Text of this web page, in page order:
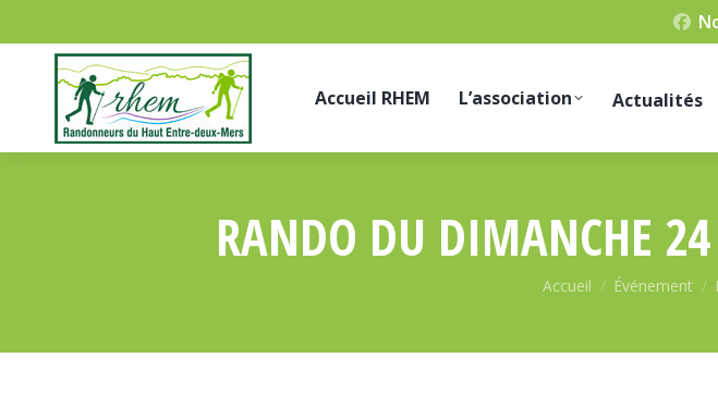
Accueil RHEM L’association Actualités
RANDO DU DIMANCHE
Vous êtes ici :
Accueil Événement